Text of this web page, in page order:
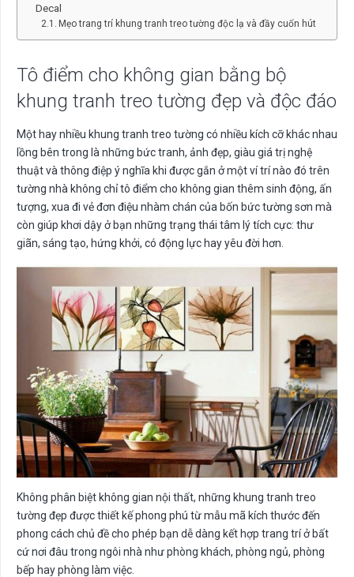
Decal
Mẹo trang trí khung tranh treo tường độc lạ và đầy cuốn hút
Tô điểm cho không gian bằng bộ
khung tranh treo tường đẹp và độc đáo
Một hay nhiều khung tranh treo tường có nhiều kích cỡ khác nhau
lồng bên trong là những bức tranh, ảnh đẹp, giàu giá trị nghệ
thuật và thông điệp ý nghĩa khi được gắn ở một ví trí nào đó trên
tường nhà không chỉ tô điểm cho không gian thêm sinh động, ấn
tượng, xua đi vẻ đơn điệu nhàm chán của bốn bức tường sơn mà
còn giúp khơi dậy ở bạn những trạng thái tâm lý tích cực: thư
giãn, sáng tạo, hứng khởi, có động lực hay yêu đời hơn.
Không phân biệt không gian nội thất, những khung tranh treo
tường đẹp được thiết kế phong phú từ mẫu mã kích thước đến
phong cách chủ đề cho phép bạn dễ dàng kết hợp trang trí ở bất
cứ nơi đâu trong ngôi nhà như phòng khách, phòng ngủ, phòng
bếp hay phòng làm việc.